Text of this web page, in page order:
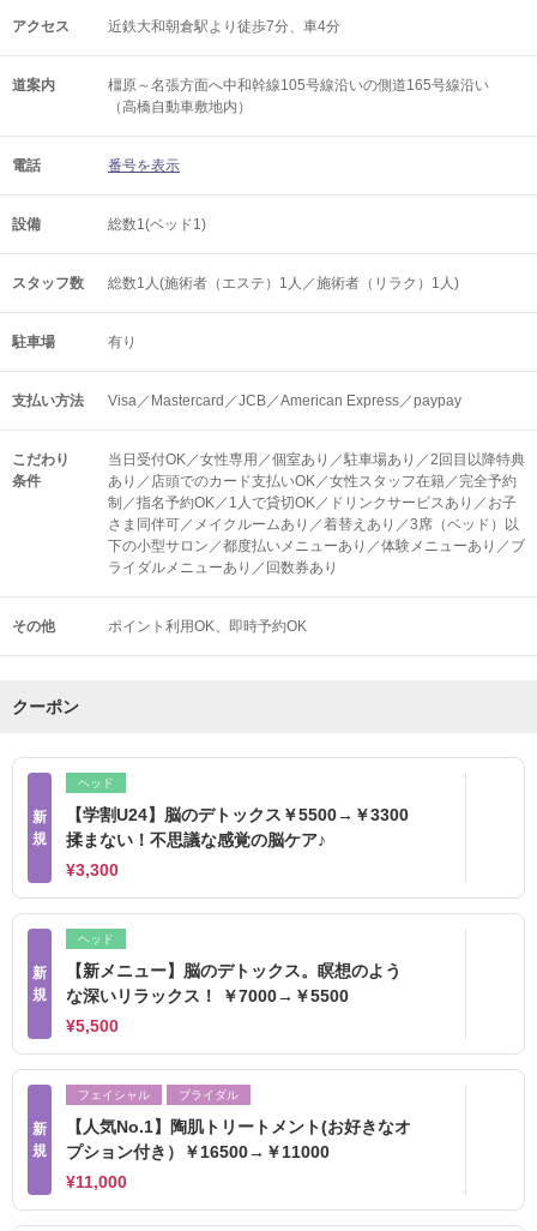
アクセス 近鉄大和朝倉駅より徒歩7分、車4分
道案内
橿原～名張方面へ中和幹線105号線沿いの側道165号線沿い
（高橋自動車敷地内）
電話 番号を表示
設備 総数1(ベッド1)
スタッフ数 総数1人(施術者（エステ）1人／施術者（リラク）1人)
駐車場 有り
支払い方法 Visa／Mastercard／JCB／American Express／paypay
こだわり
条件
当日受付OK／女性専用／個室あり／駐車場あり／2回目以降特典
あり／店頭でのカード支払いOK／女性スタッフ在籍／完全予約
制／指名予約OK／1人で貸切OK／ドリンクサービスあり／お子
さま同伴可／メイクルームあり／着替えあり／3席（ベッド）以
下の小型サロン／都度払いメニューあり／体験メニューあり／ブ
ライダルメニューあり／回数券あり
その他 ポイント利用OK 即時予約OK
クーポン
新
規
ヘッド
【学割U24】脳のデトックス￥5500→￥3300
揉まない！不思議な感覚の脳ケア♪
¥3,300
新
規
ヘッド
【新メニュー】脳のデトックス。瞑想のよう
な深いリラックス！ ￥7000→￥5500
¥5,500
新
規
フェイシャル ブライダル
【人気No.1】陶肌トリートメント(お好きなオ
プション付き）￥16500→￥11000
¥11,000